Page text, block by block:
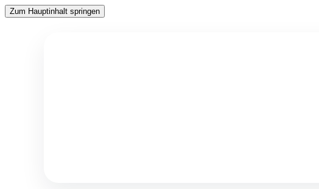
Zum Hauptinhalt springen